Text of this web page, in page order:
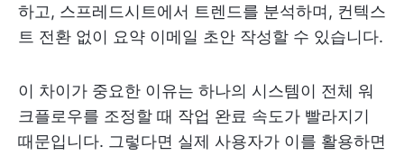
하고, 스프레드시트에서 트렌드를 분석하며, 컨텍스
트 전환 없이 요약 이메일 초안 작성할 수 있습니다.
이 차이가 중요한 이유는 하나의 시스템이 전체 워
크플로우를 조정할 때 작업 완료 속도가 빨라지기
때문입니다. 그렇다면 실제 사용자가 이를 활용하면